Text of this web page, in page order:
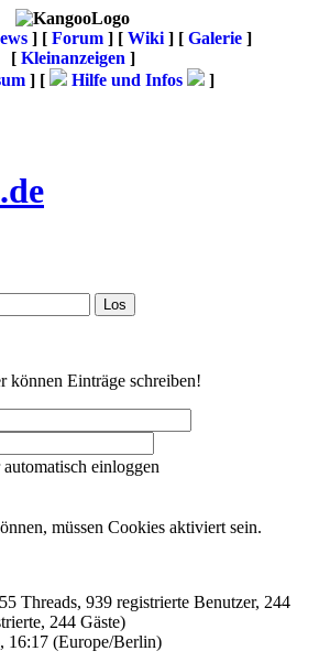
] [ Forum] [ Wiki] [ Galerie]
[ Kleinanzeigen ]
] [ Hilfe und Infos ]
können Einträge schreiben!
einloggen
müssen Cookies aktiviert sein.
Threads, 939 registrierte Benutzer, 244
244 Gäste)
16:17 (Europe/Berlin)